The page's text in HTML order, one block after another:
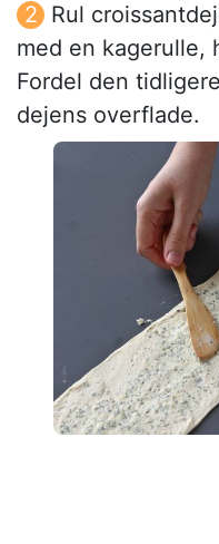
Rul
med en kagerulle,
Fordel den
dejens overflade.